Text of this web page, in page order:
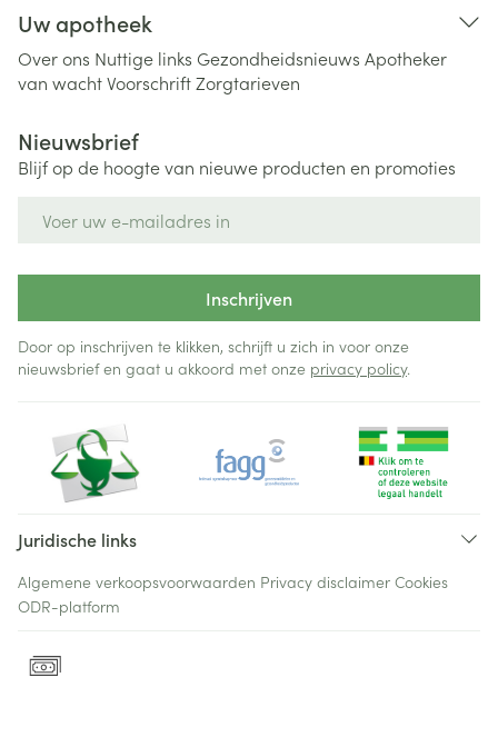
Uw apotheek
Over ons Nuttige links Gezondheidsnieuws Apotheker
van wachtVoorschriftZorgtarieven
Nieuwsbrief
Blijf op de hoogte van nieuwe producten en promoties
Inschrijven
Door op inschrijven te klikken, schrijft u zich in voor onze
nieuwsbrief en gaat u akkoord met onze privacy policy.
Juridische links
Algemene verkoopsvoorwaarden Privacy disclaimer Cookies
ODR-platform